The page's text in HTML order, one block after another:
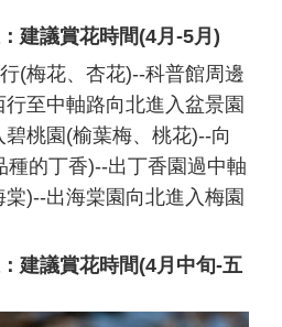
建議賞花時間(4月-5月)
梅花、杏花)--科普館周邊
至中軸路向北進入盆景園
桃園(榆葉梅、桃花)--向
種的丁香)--出丁香園過中軸
)--出海棠園向北進入梅園
建議賞花時間(4月中旬-五